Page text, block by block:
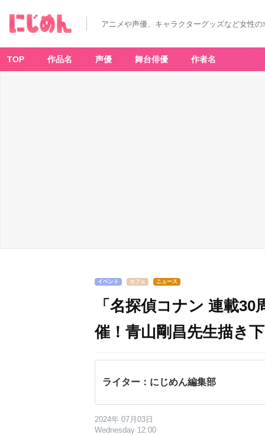
アニメや声優、キャラクターグッズなど女性
TOP 作品名 声優 舞台俳優 作者名
イベント カフェ ニュース
「名探偵コナン 連載
催！青山剛昌先生描き
ライター：にじめん編集部
2024年 07月03日
Wednesday 12:00